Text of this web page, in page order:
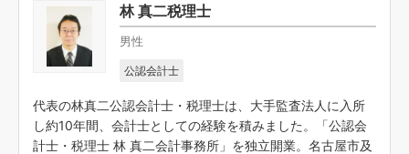
林 真二税理士
男性
公認会計士
代表の林真二公認会計士・税理士は、大手監査法人に入所
し約10年間、会計士としての経験を積みました。「公認会
計士・税理士 林 真二会計事務所」を独立開業。名古屋市及